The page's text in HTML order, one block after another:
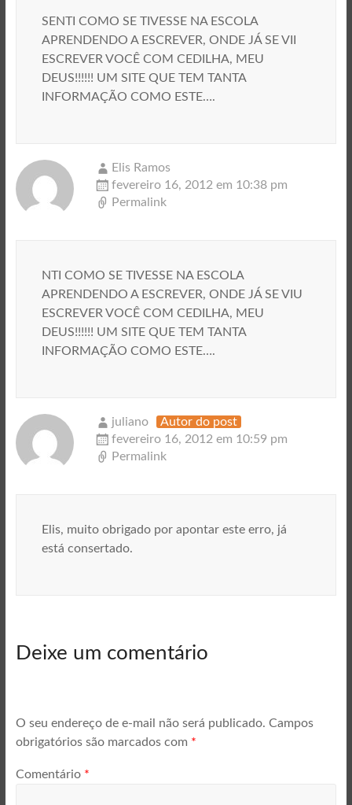
SENTI COMO SE TIVESSE NA ESCOLA
APRENDENDO A ESCREVER, ONDE JÁ SE VII
ESCREVER VOCÊ COM CEDILHA, MEU
DEUS!!!!!! UM SITE QUE TEM TANTA
INFORMAÇÃO COMO ESTE….
Elis Ramos
fevereiro 16, 2012 em 10:38 pm
Permalink
NTI COMO SE TIVESSE NA ESCOLA
APRENDENDO A ESCREVER, ONDE JÁ SE VIU
ESCREVER VOCÊ COM CEDILHA, MEU
DEUS!!!!!! UM SITE QUE TEM TANTA
INFORMAÇÃO COMO ESTE….
juliano
Autor do post
fevereiro 16, 2012 em 10:59 pm
Permalink
Elis, muito obrigado por apontar este erro, já
está consertado.
Deixe um comentário
O seu endereço de e-mail não será publicado. Campos
obrigatórios são marcados com *
Comentário *